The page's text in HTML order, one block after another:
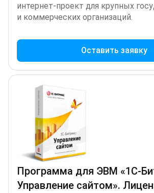
интернет-проект для крупных
и коммерческих организаций.
Оставить заявку
Программа для ЭВМ «1С-
Управление сайтом».